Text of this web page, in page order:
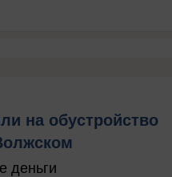
на обустройство
деньги